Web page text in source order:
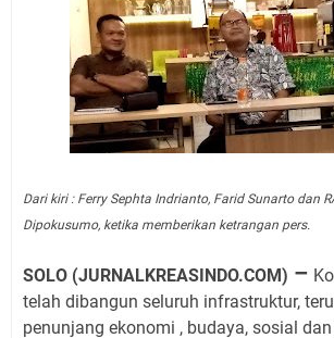
Dari kiri : Ferry Sephta Indrianto, Farid Sunarto dan
Dipokusumo, ketika memberikan ketrangan pers.
SOLO (JURNALKREASINDO.COM) –
telah dibangun seluruh infrastruktur,
penunjang ekonomi , budaya, sosial